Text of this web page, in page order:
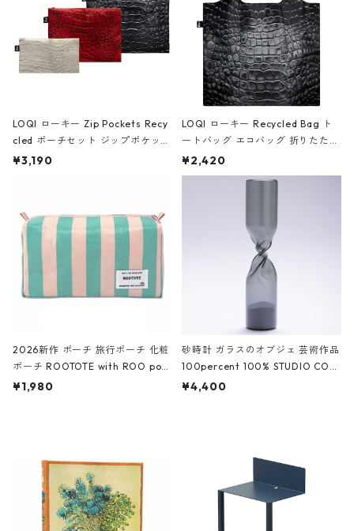
LOQI ローキー Zip Pockets Recy
cled ポーチセット ジップポケット
ファスナーポーチ 撥水加工 トラベ
ーガンディー、オフホワイト
¥3,190
LOQI ローキー Recycled Bag ト
ートバッグ エコバッグ 折りたたみ
大きめ 撥水加工 収納ポーチ CRO
CODILE/Black クロコダイル/ブラ
¥2,420
2026新作 ポーチ 旅行ポーチ 化粧
ポーチ ROOTOTE with ROO pou
ch 3532 ルートート WR.ポーチ.ラ
¥1,980
砂時計 ガラスのオブジェ 芸術作品
100percent 100% STUDIO COH
AKU Timeless 100パーセント ス
¥4,400